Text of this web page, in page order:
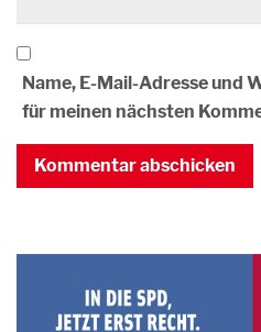
Name, E-Mail-Adresse und
für meinen nächsten